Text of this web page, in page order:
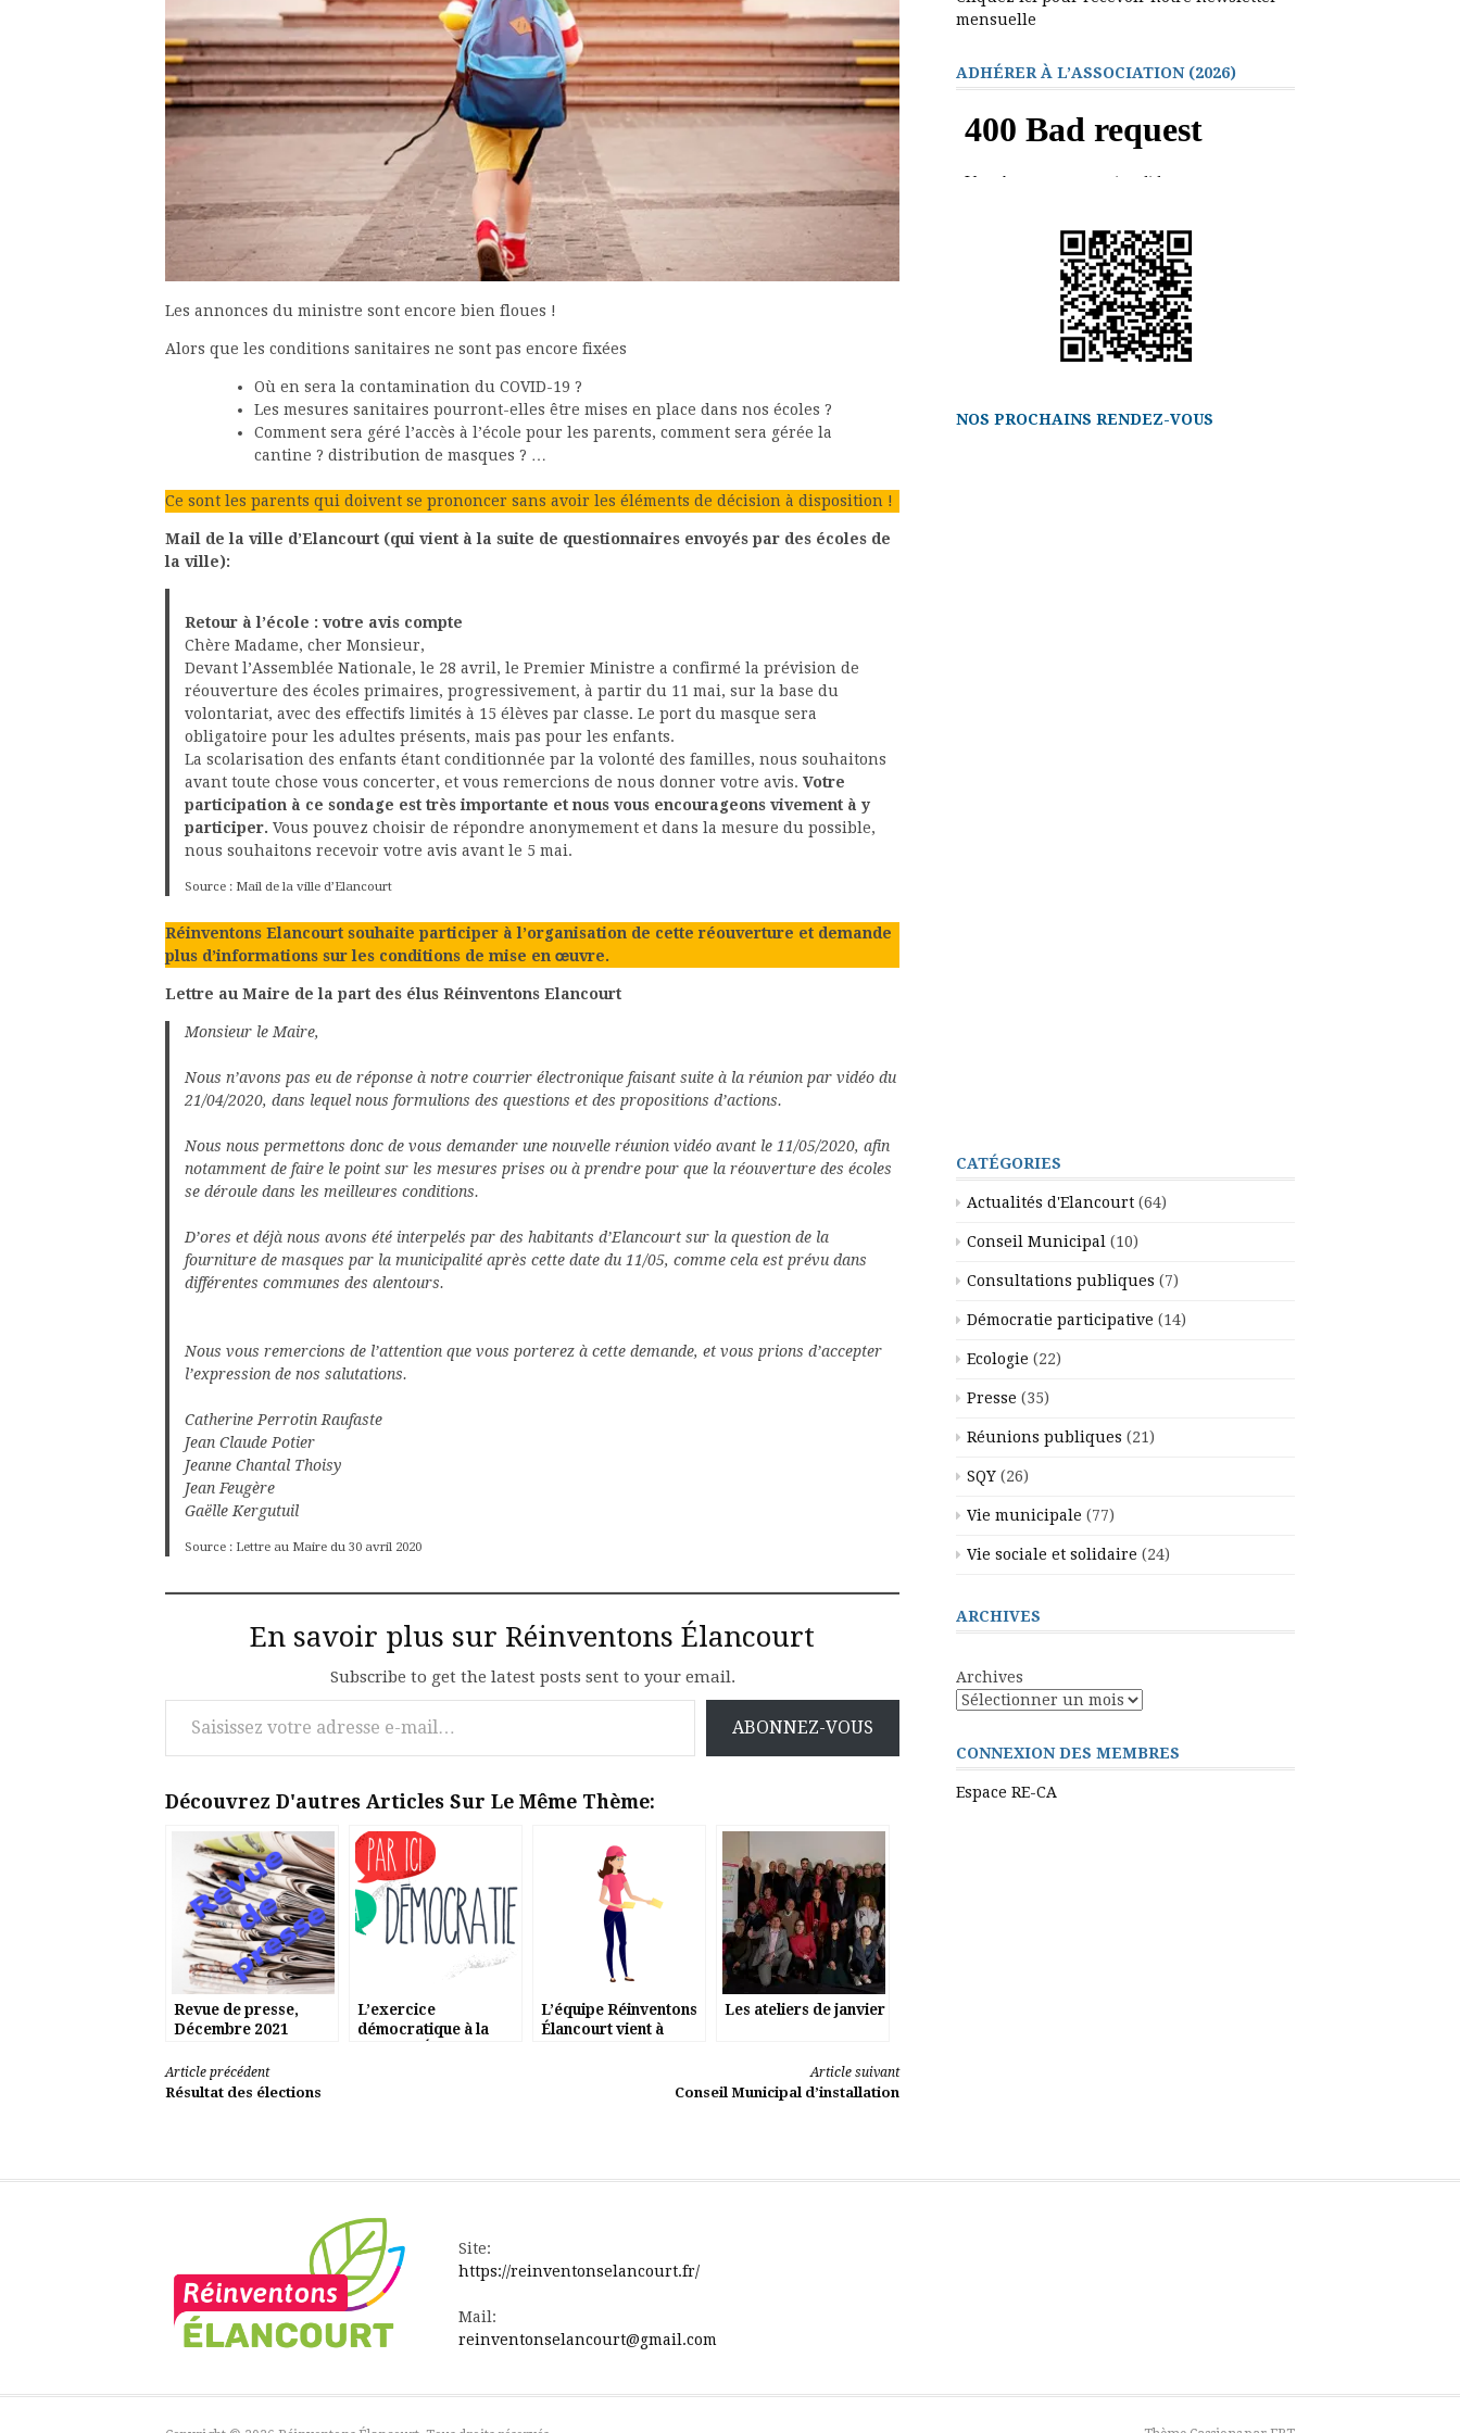
Les annonces du ministre sont encore bien floues !
Alors que les conditions sanitaires ne sont pas encore fixées
Où en sera la contamination du COVID-19 ?
Les mesures sanitaires pourront-elles être mises en place dans nos écoles ?
Comment sera géré l’accès à l’école pour les parents, comment sera gérée la
cantine ? distribution de masques ? …
Ce sont les parents qui doivent se prononcer sans avoir les éléments de décision à disposition !
Mail de la ville d’Elancourt (qui vient à la suite de questionnaires envoyés par des écoles de
la ville):
Retour à l’école : votre avis compte
Chère Madame, cher Monsieur,
Devant l’Assemblée Nationale, le 28 avril, le Premier Ministre a confirmé la prévision de
réouverture des écoles primaires, progressivement, à partir du 11 mai, sur la base du
volontariat, avec des effectifs limités à 15 élèves par classe. Le port du masque sera
obligatoire pour les adultes présents, mais pas pour les enfants.
La scolarisation des enfants étant conditionnée par la volonté des familles, nous souhaitons
avant toute chose vous concerter, et vous remercions de nous donner votre avis. Votre
participation à ce sondage est très importante et nous vous encourageons vivement à y
participer. Vous pouvez choisir de répondre anonymement et dans la mesure du possible,
nous souhaitons recevoir votre avis avant le 5 mai.
Source : Mail de la ville d’Elancourt
Réinventons Elancourt souhaite participer à l’organisation de cette réouverture et demande
plus d’informations sur les conditions de mise en œuvre.
Lettre au Maire de la part des élus Réinventons Elancourt
Monsieur le Maire,
Nous n’avons pas eu de réponse à notre courrier électronique faisant suite à la réunion par vidéo du
21/04/2020, dans lequel nous formulions des questions et des propositions d’actions.
Nous nous permettons donc de vous demander une nouvelle réunion vidéo avant le 11/05/2020, afin
notamment de faire le point sur les mesures prises ou à prendre pour que la réouverture des écoles
se déroule dans les meilleures conditions.
D’ores et déjà nous avons été interpelés par des habitants d’Elancourt sur la question de la
fourniture de masques par la municipalité après cette date du 11/05, comme cela est prévu dans
différentes communes des alentours.
Nous vous remercions de l’attention que vous porterez à cette demande, et vous prions d’accepter
l’expression de nos salutations.
Catherine Perrotin Raufaste
Jean Claude Potier
Jeanne Chantal Thoisy
Jean Feugère
Gaëlle Kergutuil
Source : Lettre au Maire du 30 avril 2020
En savoir plus sur Réinventons Élancourt
Subscribe to get the latest posts sent to your email.
Saisissez votre adresse e-mail…
ABONNEZ-VOUS
Découvrez D'autres Articles Sur Le Même Thème:
Revue de presse,
Décembre 2021
L’exercice
démocratique à la
L’équipe Réinventons
Élancourt vient à
Les ateliers de janvier
Lire
Article précédent
Résultat des élections
Article suivant
Conseil Municipal d’installation
mensuelle
ADHÉRER À L’ASSOCIATION (2026)
NOS PROCHAINS RENDEZ-VOUS
CATÉGORIES
Actualités d'Elancourt (64)
Conseil Municipal (10)
Consultations publiques (7)
Démocratie participative (14)
Ecologie (22)
Presse (35)
Réunions publiques (21)
SQY (26)
Vie municipale (77)
Vie sociale et solidaire (24)
ARCHIVES
Archives
CONNEXION DES MEMBRES
Espace RE-CA
Site:
https://reinventonselancourt.fr/
Mail:
reinventonselancourt@gmail.com